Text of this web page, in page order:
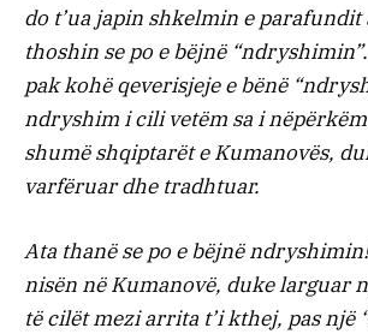
do t’ua japin shkelmin e parafundit
thoshin se po e bëjnë
pak kohë qeverisjeje e bënë
ndryshim i cili vetëm sa i
shumë shqiptarët e Kumanovës,
varfëruar dhe tradhtuar.
Ata thanë se po e bëjnë
nisën në Kumanovë, duke larguar
të cilët mezi arrita t’i kthej, pas një